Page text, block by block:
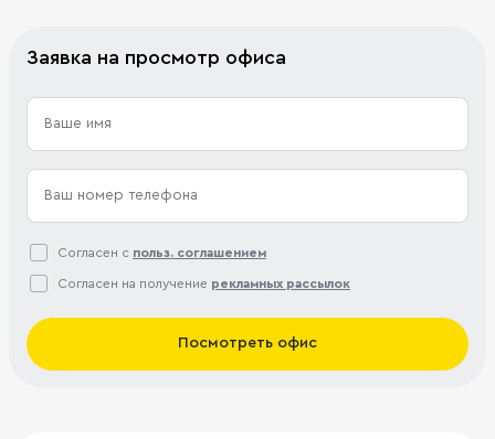
Заявка на просмотр офиса
Согласен с польз. соглашением
Согласен на получение рекламных рассылок
Посмотреть офис